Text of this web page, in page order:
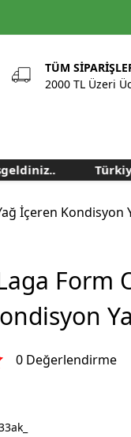
TÜM
2000 TL Üzeri
Kümes
Aydınlatma
Makineleri
Nem Alma
Nem ve Isı
Cihazları
Isıtma
Kedi Yaş
Tasmalar
Tavşan
İçeren Kondisyon
Form
0 Değerlendirme